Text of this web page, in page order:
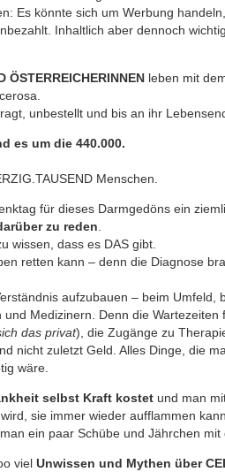
Es könnte sich um Werbung
Inhaltlich aber dennoch wichtig.
ÖSTERREICHERINNEN leben mit
unbestellt und bis an ihr
es um die 440.000.
Menschen.
für dieses Darmgedöns ein
zu reden
wissen, dass es DAS gibt.
retten kann – denn die Diagnose
aufzubauen – beim
Medizinern. Denn die
das privat), die Zugänge zu
nicht zuletzt Geld. Alles Dinge, die
wäre.
selbst Kraft kostet und man
sie immer wieder aufflammen
ein paar Schübe und Jährchen
viel Unwissen und Mythen über